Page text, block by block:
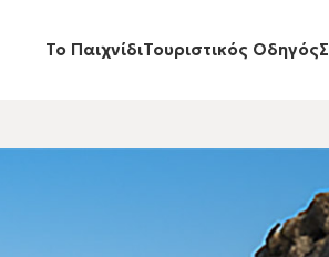
Το ΠαιχνίδιΤουριστικός Οδηγός